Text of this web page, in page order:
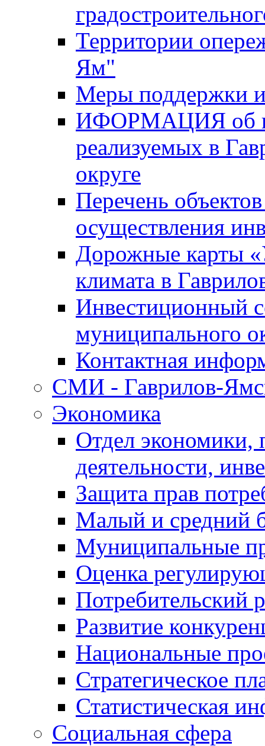
Территории
Ям"
Меры поддержки
ИФОРМАЦИЯ об
реализуемых в
округе
Перечень
осуществления
Дорожные карты
климата в
Инвестиционный
муниципального
Контактная
СМИ - Гаврилов-
Экономика
Отдел экономики,
деятельности,
Защита прав
Малый и средний
Муниципальные
Оценка
Потребительский
Развитие
Национальные
Стратегическое
Статистическая
Социальная сфера